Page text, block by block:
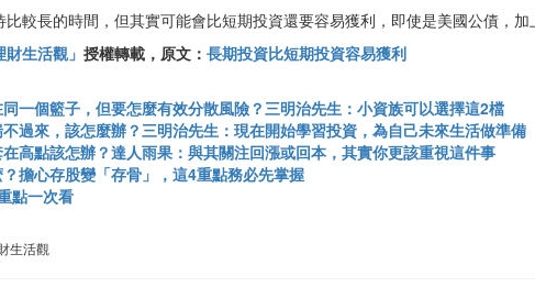
較長的時間，但其實可能會比短期投資還要容易獲利，即使是美國公債，
財生活觀」 授權轉載，原文： 長期投資比短期投資容易獲利
一個籃子，但要怎麼有效分散風險？三明治先生：小資族可以選擇這2檔
過來，該怎麼辦？三明治先生：現在開始學習投資，為自己未來生活做準備
高點該怎辦？達人雨果：與其關注回漲或回本，其實你更該重視這件事
擔心存股變「存骨」，這4重點務必先掌握
點一次看
生活觀